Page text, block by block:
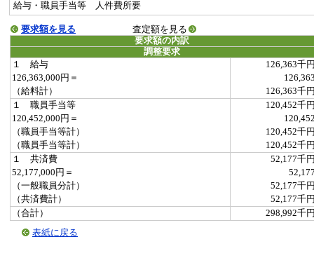
給与・職員手当等 人件費所要
要求額を見る
査定額を見る
要求額の内訳
調整要求
１ 給与
126,363千
126,363,000円＝
（給料計）
126,363千
１ 職員手当等
120,452千
120,452,000円＝
（職員手当等計）
120,452千
（職員手当等計）
120,452千
１ 共済費
52,177千
52,177,000円＝
（一般職員分計）
52,177千
（共済費計）
52,177千
（合計）
298,992千
表紙に戻る